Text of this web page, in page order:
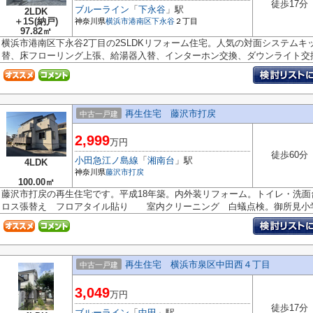
2LDK
＋1S(納戸)
97.82㎡
ブルーライン 「 下永谷 」駅
神奈川県横浜市港南区下永谷 ２丁目
徒歩17分
横浜市港南区下永谷2丁目の2SLDKリフォーム住宅。人気の対面システムキ
替、床フローリング上張、給湯器入替、インターホン交換、ダウンライト交
4LDK
100.00㎡
中古一戸建 再生住宅 藤沢市打戻
2,999万円
小田急江ノ島線 「 湘南台 」駅
神奈川県藤沢市打戻
徒歩60分
藤沢市打戻の再生住宅です。平成18年築。内外装リフォーム。トイレ・
ロス張替え フロアタイル貼り 室内クリーニング 白蟻点検。御所見小
中古一戸建 再生住宅 横浜市泉区中田西４丁目
3,049万円
徒歩17分